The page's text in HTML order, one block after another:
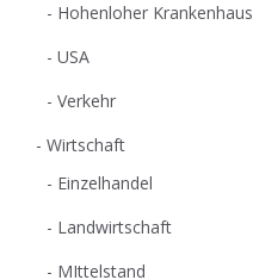
Hohenloher Krankenhaus
USA
Verkehr
Wirtschaft
Einzelhandel
Landwirtschaft
MIttelstand